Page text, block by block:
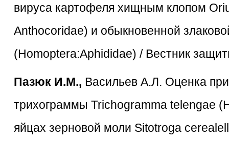
вируса картофеля хищным клопом
Anthocoridae) и обыкновенной
(Homoptera:Aphididae) / Вестник
Пазюк И.М., Васильев А.Л. Оценка
трихограммы Trichogramma telengae
яйцах зерновой моли Sitotroga